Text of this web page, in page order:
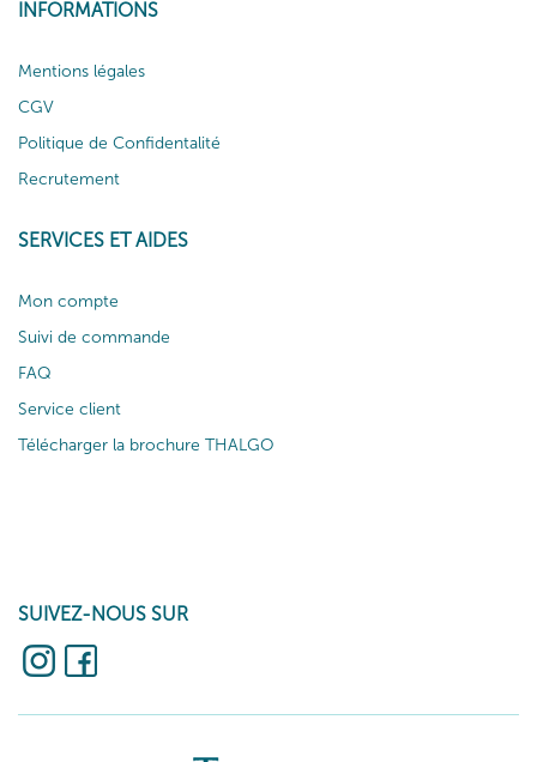
INFORMATIONS
Mentions légales
CGV
Politique de Confidentalité
Recrutement
SERVICES ET AIDES
Mon compte
Suivi de commande
FAQ
Service client
Télécharger la brochure THALGO
SUIVEZ-NOUS SUR